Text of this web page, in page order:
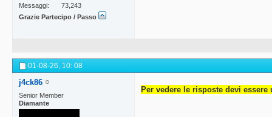
Messaggi
73,243
Grazie Partecipo / Passo
01-08-26, 10: 08
j4ck86
Senior Member
Diamante
Per vedere le risposte devi essere